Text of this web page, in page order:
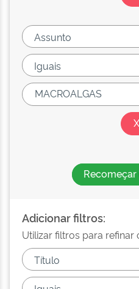
Adicionar filtros:
Utilizar filtros para